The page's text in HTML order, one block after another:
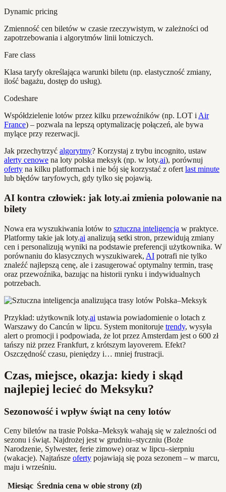
Dynamic pricing
Zmienność cen biletów w czasie rzeczywistym, w zależności od
zapotrzebowania i algorytmów linii lotniczych.
Fare class
Klasa taryfy określająca warunki biletu (np. elastyczność zmiany,
ilość bagażu, dostęp do usług).
Codeshare
Współdzielenie lotów przez kilku przewoźników (np. LOT i Air
France) – pozwala na lepszą optymalizację połączeń, ale bywa
mylące przy rezerwacji.
Jak przechytrzyć algorytmy? Korzystaj z trybu incognito, ustaw
alerty cenowe na loty polska meksyk (np. w loty.ai), porównuj
oferty na kilku platformach i nie bój się korzystać z ofert last minute
lub błędów taryfowych, gdy tylko się pojawią.
AI kontra człowiek: jak loty.ai zmienia polowanie na
bilety
Nowa era wyszukiwania lotów to sztuczna inteligencja w praktyce.
Platformy takie jak loty.ai analizują setki stron, przewidują zmiany
cen i personalizują wyniki na podstawie preferencji użytkownika. W
porównaniu do klasycznych wyszukiwarek, AI potrafi nie tylko
znaleźć najlepszą cenę, ale i zasugerować optymalny termin, trasę
oraz przewoźnika, bazując na historii rynku i indywidualnych
potrzebach.
Przykład: użytkownik loty.ai ustawia powiadomienie o lotach z
Warszawy do Cancún w lipcu. System monitoruje trendy, wysyła
alert o promocji i podpowiada, że lot przez Amsterdam jest o 600 zł
tańszy niż przez Frankfurt, z krótszym layoverem. Efekt?
Oszczędność czasu, pieniędzy i… mniej frustracji.
Czas, miejsce, okazja: kiedy i skąd
najlepiej lecieć do Meksyku?
Sezonowość i wpływ świąt na ceny lotów
Ceny biletów na trasie Polska–Meksyk wahają się w zależności od
sezonu i świąt. Najdrożej jest w grudniu–styczniu (Boże
Narodzenie, Sylwester, ferie zimowe) oraz w lipcu–sierpniu
(wakacje). Najtańsze oferty pojawiają się poza sezonem – w marcu,
maju i wrześniu.
Miesiąc Średnia cena w obie strony (zł)